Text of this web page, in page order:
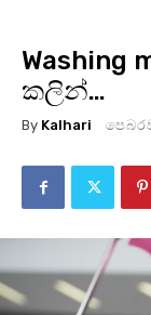
Washing
කලින්…
By Kalhari